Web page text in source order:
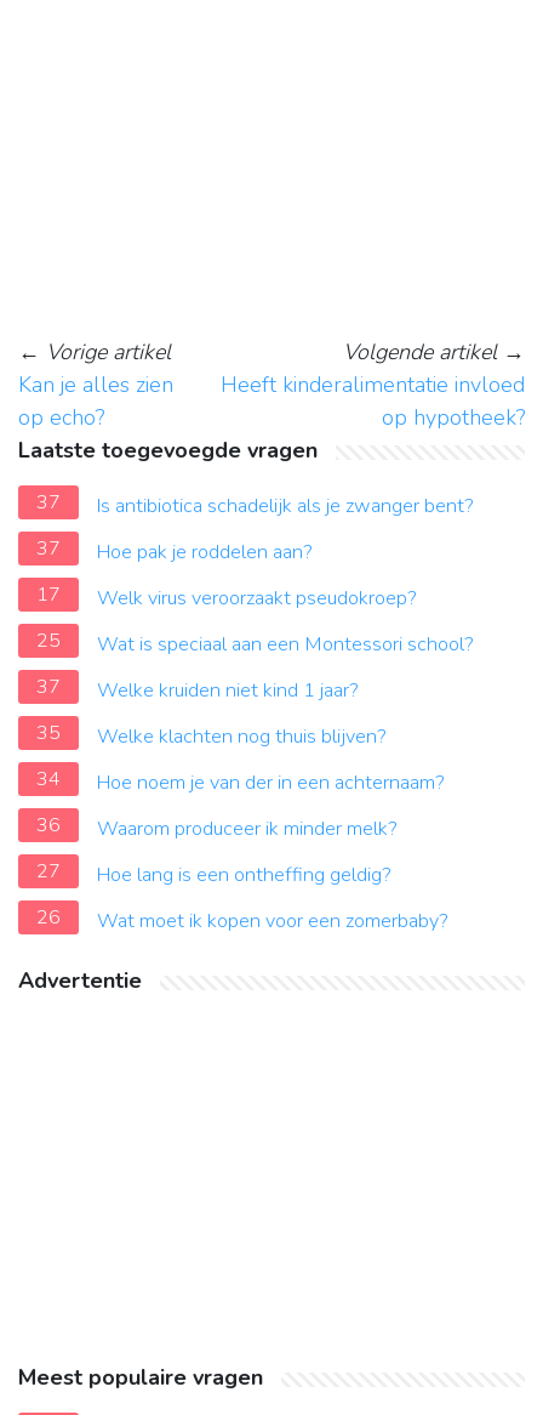
← Vorige artikel
Kan je alles zien
op echo?
Volgende artikel→
Heeft kinderalimentatie invloed
op hypotheek?
Laatste toegevoegde vragen
37
Is antibiotica schadelijk als je zwanger bent?
37
Hoe pak je roddelen aan?
17
Welk virus veroorzaakt pseudokroep?
25
Wat is speciaal aan een Montessori school?
37
Welke kruiden niet kind 1 jaar?
35
Welke klachten nog thuis blijven?
34
Hoe noem je van der in een achternaam?
36
Waarom produceer ik minder melk?
27
Hoe lang is een ontheffing geldig?
26
Wat moet ik kopen voor een zomerbaby?
Advertentie
Meest populaire vragen